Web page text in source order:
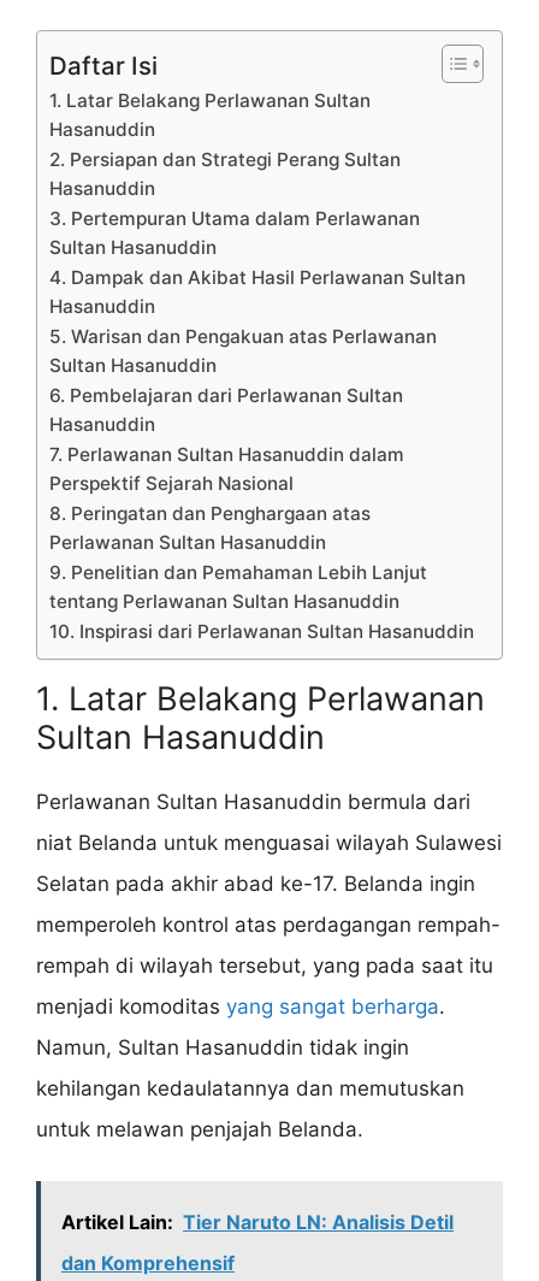
Daftar Isi
1. Latar Belakang Perlawanan Sultan
Hasanuddin
2. Persiapan dan Strategi Perang Sultan
Hasanuddin
3. Pertempuran Utama dalam Perlawanan
Sultan Hasanuddin
4. Dampak dan Akibat Hasil Perlawanan Sultan
Hasanuddin
5. Warisan dan Pengakuan atas Perlawanan
Sultan Hasanuddin
6. Pembelajaran dari Perlawanan Sultan
Hasanuddin
7. Perlawanan Sultan Hasanuddin dalam
Perspektif Sejarah Nasional
8. Peringatan dan Penghargaan atas
Perlawanan Sultan Hasanuddin
9. Penelitian dan Pemahaman Lebih Lanjut
tentang Perlawanan Sultan Hasanuddin
10. Inspirasi dari Perlawanan Sultan Hasanuddin
1. Latar Belakang Perlawanan
Sultan Hasanuddin
Perlawanan Sultan Hasanuddin bermula dari
niat Belanda untuk menguasai wilayah Sulawesi
Selatan pada akhir abad ke-17. Belanda ingin
memperoleh kontrol atas perdagangan rempah-
rempah di wilayah tersebut, yang pada saat itu
menjadi komoditas yang sangat berharga.
Namun, Sultan Hasanuddin tidak ingin
kehilangan kedaulatannya dan memutuskan
untuk melawan penjajah Belanda.
Artikel Lain: Tier Naruto LN: Analisis Detil
dan Komprehensif